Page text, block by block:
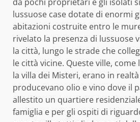
lussuose case dotate di enormi
abitazioni costruite entro le
rivelato la presenza di lussuose
la città, lungo le strade che
le città vicine. Queste ville, come
la villa dei Misteri, erano in
producevano olio e vino dove il
allestito un quartiere
famiglia e per gli ospiti di